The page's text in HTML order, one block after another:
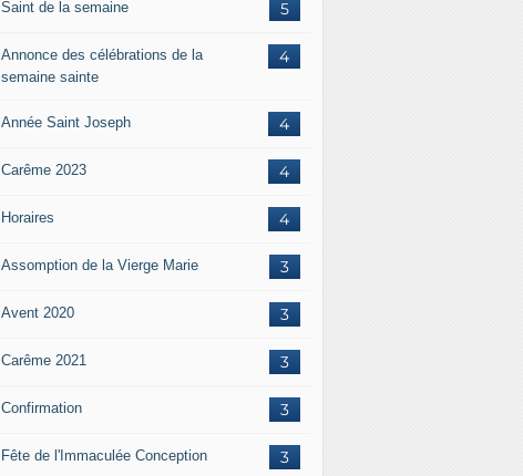
5
Saint de la semaine
4
Annonce des célébrations de la
semaine sainte
4
Année Saint Joseph
4
Carême 2023
4
Horaires
3
Assomption de la Vierge Marie
3
Avent 2020
3
Carême 2021
3
Confirmation
3
Fête de l'Immaculée Conception